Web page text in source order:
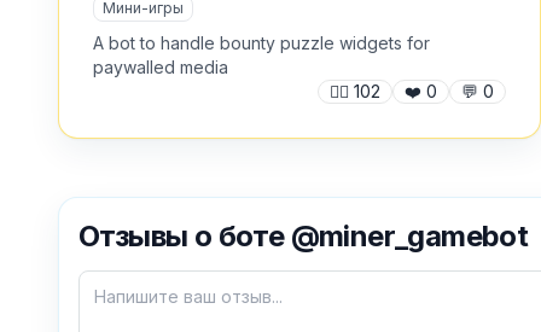
Мини-игры
A bot to handle bounty puzzle widgets for
paywalled media
🙍‍♂️ 102 ❤️ 0 💬 0
Отзывы о боте @miner_gamebot